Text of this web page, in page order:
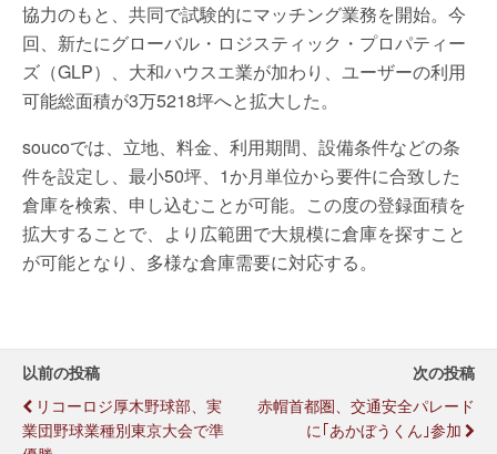
協力のもと、共同で試験的にマッチング業務を開始。今
回、新たにグローバル・ロジスティック・プロパティー
ズ（GLP）、大和ハウスエ業が加わり、ユーザーの利用
可能総面積が3万5218坪へと拡大した。
soucoでは、立地、料金、利用期間、設備条件などの条
件を設定し、最小50坪、1か月単位から要件に合致した
倉庫を検索、申し込むことが可能。この度の登録面積を
拡大することで、より広範囲で大規模に倉庫を探すこと
が可能となり、多様な倉庫需要に対応する。
以前の投稿
リコーロジ厚木野球部、実
業団野球業種別東京大会で準
次の投稿
赤帽首都圏、交通安全パレード
に｢あかぼうくん｣参加